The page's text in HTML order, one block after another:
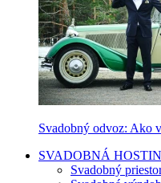
Svadobný odvoz: Ako
SVADOBNÁ
Svadobný